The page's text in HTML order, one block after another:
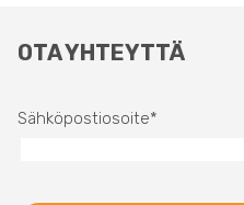
OTA YHTEYTTÄ
Sähköpostiosoite*